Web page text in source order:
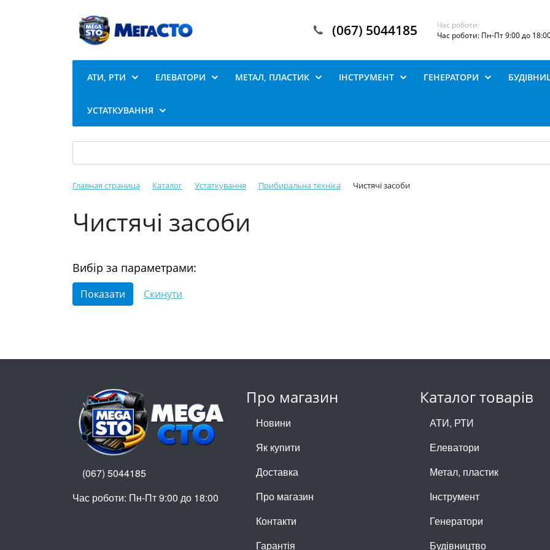
(067) 5044185
Час роботи:
Час роботи: Пн-Пт 9:00 до
АТИ, РТИ ЕЛЕВАТОРИ МЕТАЛ, ПЛАСТИК ІНСТРУМЕНТ ГЕНЕРАТОРИ
УСТАТКУВАННЯ
Главная страница Каталог Устаткування Прибиральна техніка Чистячі засоби️
Чистячі засоби️
Вибір за параметрами:
Про магазин
Новини
Як купити
Доставка
Про магазин
Контакти
Гарантія
Каталог товарів
АТИ, РТИ
Елеватори
Метал, пластик
Інструмент
Генератори
Будівництво
(067) 5044185
Час роботи: Пн-Пт 9:00 до 18:00